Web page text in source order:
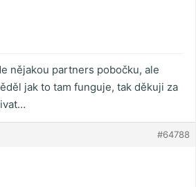
nějakou partners pobočku, ale
jak to tam funguje, tak děkuji za
#64788